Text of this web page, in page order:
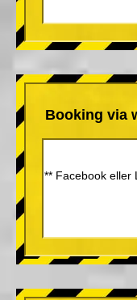
Booking via
** Facebook eller